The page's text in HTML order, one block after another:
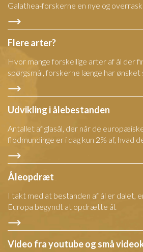
Galathea-forskerne en nye og
Flere arter?
Hvor mange forskellige arter af ål der
spørgsmål, forskerne længe har ønsket
Udvikling i ålebestanden
Antallet af glasål, der når de
flodmundinge er i dag kun 2% af, hvad
Åleopdræt
I takt med at bestanden af ål er dalet,
Europa begyndt at opdrætte ål.
Video fra youtube og små